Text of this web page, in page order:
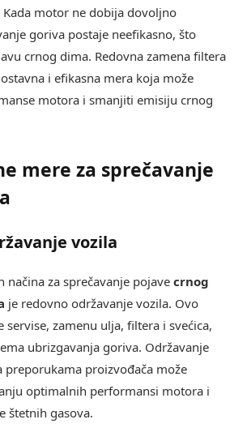
motor ne dobija dovoljno
goriva postaje neefikasno, što
crnog dima. Redovna zamena filtera
i efikasna mera koja može
motora i smanjiti emisiju crnog
mere za sprečavanje
vozila
načina za sprečavanje pojave crnog
je redovno održavanje vozila. Ovo
servise, zamenu ulja, filtera i svećica,
ubrizgavanja goriva. Održavanje
preporukama proizvođača može
optimalnih performansi motora i
štetnih gasova.